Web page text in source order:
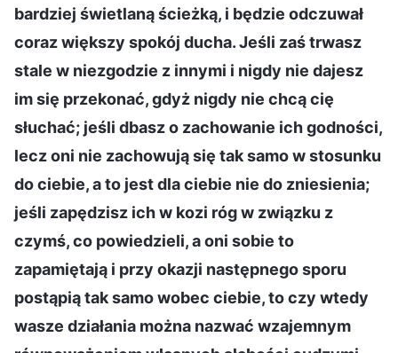
bardziej świetlaną ścieżką, i będzie odczuwał
coraz większy spokój ducha. Jeśli zaś trwasz
stale w niezgodzie z innymi i nigdy nie dajesz
im się przekonać, gdyż nigdy nie chcą cię
słuchać; jeśli dbasz o zachowanie ich godności,
lecz oni nie zachowują się tak samo w stosunku
do ciebie, a to jest dla ciebie nie do zniesienia;
jeśli zapędzisz ich w kozi róg w związku z
czymś, co powiedzieli, a oni sobie to
zapamiętają i przy okazji następnego sporu
postąpią tak samo wobec ciebie, to czy wtedy
wasze działania można nazwać wzajemnym